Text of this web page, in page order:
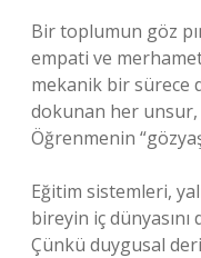
Bir toplumun göz
empati ve
mekanik bir sürece
dokunan her
Öğrenmenin
Eğitim sistemleri,
bireyin iç
Çünkü duygusal